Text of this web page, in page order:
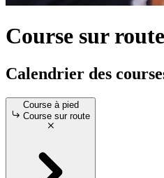
Course sur route
Calendrier des
Course à pied
Course sur route